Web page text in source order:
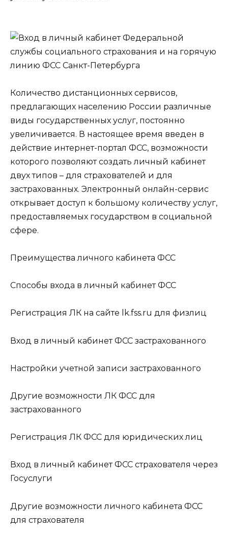
Количество дистанционных сервисов,
предлагающих населению России различные
виды государственных услуг, постоянно
увеличивается. В настоящее время введен в
действие интернет-портал ФСС, возможности
которого позволяют создать личный кабинет
двух типов – для страхователей и для
застрахованных. Электронный онлайн-сервис
открывает доступ к большому количеству услуг,
предоставляемых государством в социальной
сфере.
Преимущества личного кабинета ФСС
Способы входа в личный кабинет ФСС
Регистрация ЛК на сайте lk.fss.ru для физлиц
Вход в личный кабинет ФСС застрахованного
Настройки учетной записи застрахованного
Другие возможности ЛК ФСС для
застрахованного
Регистрация ЛК ФСС для юридических лиц
Вход в личный кабинет ФСС страхователя через
Госуслуги
Другие возможности личного кабинета ФСС
для страхователя